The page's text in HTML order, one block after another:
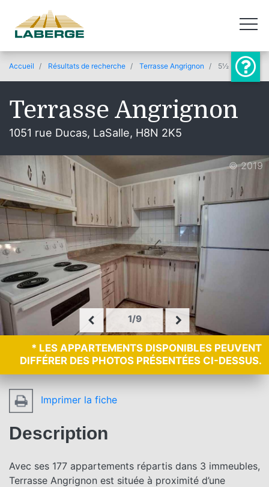
Accueil Résultats de recherche Terrasse Angrignon 5½
Terrasse Angrignon
1051 rue Ducas, LaSalle, H8N 2K5
© 2019
1/9
* LES APPARTEMENTS DISPONIBLES PEUVENT
DIFFÉRER DES PHOTOS PRÉSENTÉES CI-DESSUS.
Imprimer la fiche
Description
Avec ses 177 appartements répartis dans 3 immeubles,
Terrasse Angrignon est située à proximité d’une